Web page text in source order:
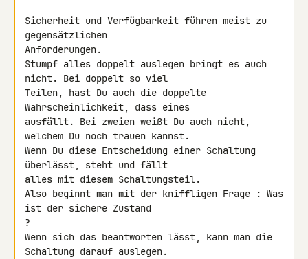
Sicherheit und Verfügbarkeit führen meist zu
gegensätzlichen
Anforderungen.
Stumpf alles doppelt auslegen bringt es auch
nicht. Bei doppelt so viel
Teilen, hast Du auch die doppelte
Wahrscheinlichkeit, dass eines
ausfällt. Bei zweien weißt Du auch nicht,
welchem Du noch trauen kannst.
Wenn Du diese Entscheidung einer Schaltung
überlässt, steht und fällt
alles mit diesem Schaltungsteil.
Also beginnt man mit der kniffligen Frage : Was
ist der sichere Zustand
?
Wenn sich das beantworten lässt, kann man die
Schaltung darauf auslegen.